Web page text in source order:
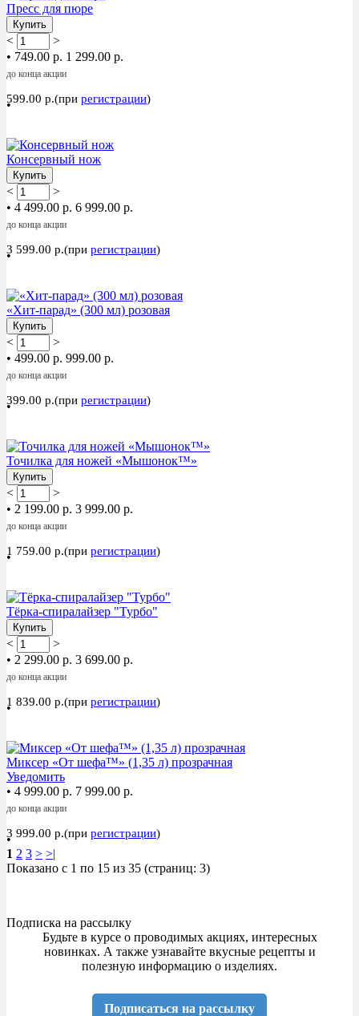
Пресс для пюре
Купить
<
>
• 749.00 р. 1 299.00 р.
до конца акции
599.00 р.(при регистрации)
•
Консервный нож
Купить
<
>
• 4 499.00 р. 6 999.00 р.
до конца акции
3 599.00 р.(при регистрации)
•
«Хит-парад» (300 мл) розовая
Купить
<
>
• 499.00 р. 999.00 р.
до конца акции
399.00 р.(при регистрации)
•
Точилка для ножей «Мышонок™»
Купить
<
>
• 2 199.00 р. 3 999.00 р.
до конца акции
1 759.00 р.(при регистрации)
•
Тёрка-спиралайзер "Турбо"
Купить
<
>
• 2 299.00 р. 3 699.00 р.
до конца акции
1 839.00 р.(при регистрации)
•
Миксер «От шефа™» (1,35 л) прозрачная
Уведомить
• 4 999.00 р. 7 999.00 р.
до конца акции
3 999.00 р.(при регистрации)
•
1 2 3 > >|
Показано с 1 по 15 из 35 (страниц: 3)
Подписка на рассылку
Будьте в курсе о проводимых акциях, интересных
новинках. А также узнавайте вкусные рецепты и
полезную информацию о изделиях.
Подписаться на рассылку